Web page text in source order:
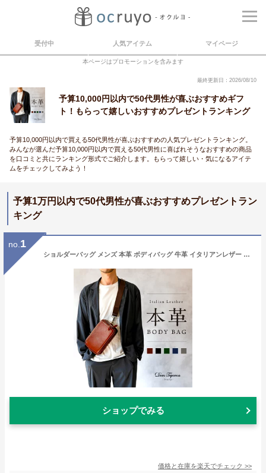
受付中 人気アイテム マイページ
本ページはプロモーションを含みます
最終更新日：2026/08/10
予算10,000円以内で50代男性が喜ぶおすすめギフ
ト！もらって嬉しいおすすめプレゼントランキング
予算10,000円以内で買える50代男性が喜ぶおすすめの人気プレゼントランキング。
みんなが選んだ予算10,000円以内で買える50代男性に喜ばれそうなおすすめの商品
を口コミと共にランキング形式でご紹介します。もらって嬉しい・気になるアイテ
ムをチェックしてみよう！
予算1万円以内で50代男性が喜ぶおすすめプレゼントラン
キング
no. 1
ショルダーバッグ メンズ 本革 ボディバッグ 牛革 イタリアンレザー L字ファスナー 2WAY レザー 小さめ コンパクト ショルダーバック バッグ 横型 斜めがけバッグ 斜めがけ ミニショルダーバッグ DomTeporna Italy ブランド シンプル 送料無料
ショップでみる
価格と在庫を楽天でチェック >>